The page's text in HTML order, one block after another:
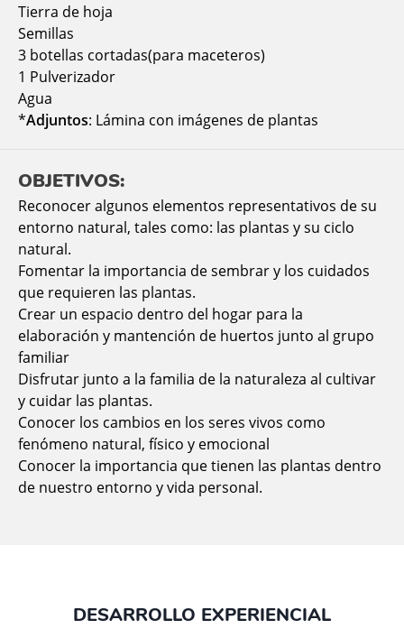
Tierra de hoja
Semillas
3 botellas cortadas(para maceteros)
1 Pulverizador
Agua
*Adjuntos: Lámina con imágenes de plantas
OBJETIVOS:
Reconocer algunos elementos representativos de su
entorno natural, tales como: las plantas y su ciclo
natural.
Fomentar la importancia de sembrar y los cuidados
que requieren las plantas.
Crear un espacio dentro del hogar para la
elaboración y mantención de huertos junto al grupo
familiar
Disfrutar junto a la familia de la naturaleza al cultivar
y cuidar las plantas.
Conocer los cambios en los seres vivos como
fenómeno natural, físico y emocional
Conocer la importancia que tienen las plantas dentro
de nuestro entorno y vida personal.
DESARROLLO EXPERIENCIAL